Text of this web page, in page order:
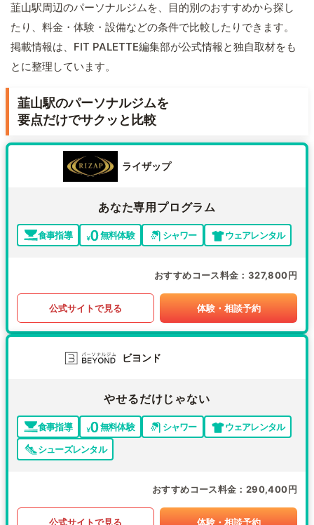
韮山駅周辺のパーソナルジムを、目的別のおすすめから探し
たり、料金・体験・設備などの条件で比較したりできます。
掲載情報は、FIT PALETTE編集部が公式情報と独自取材をも
とに整理しています。
韮山駅のパーソナルジムを
要点だけでサクッと比較
ライザップ
あなた専用プログラム
食事指導 無料体験 シャワー ウェアレンタル
おすすめコース料金 327,800円
公式サイトで見る 体験・相談予約
ビヨンド
やせるだけじゃない
食事指導 無料体験 シャワー
ウェアレンタル
シューズレンタル
おすすめコース料金 290,400円
公式サイトで見る 体験・相談予約